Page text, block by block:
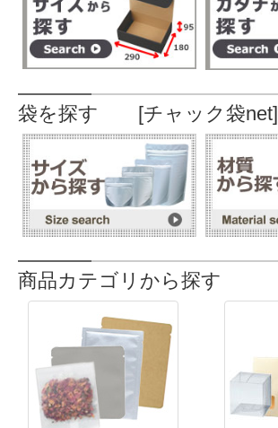
袋を探す [チャック袋net]
商品カテゴリから探す